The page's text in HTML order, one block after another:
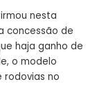
nesta
concessão de
haja ganho de
o modelo
no